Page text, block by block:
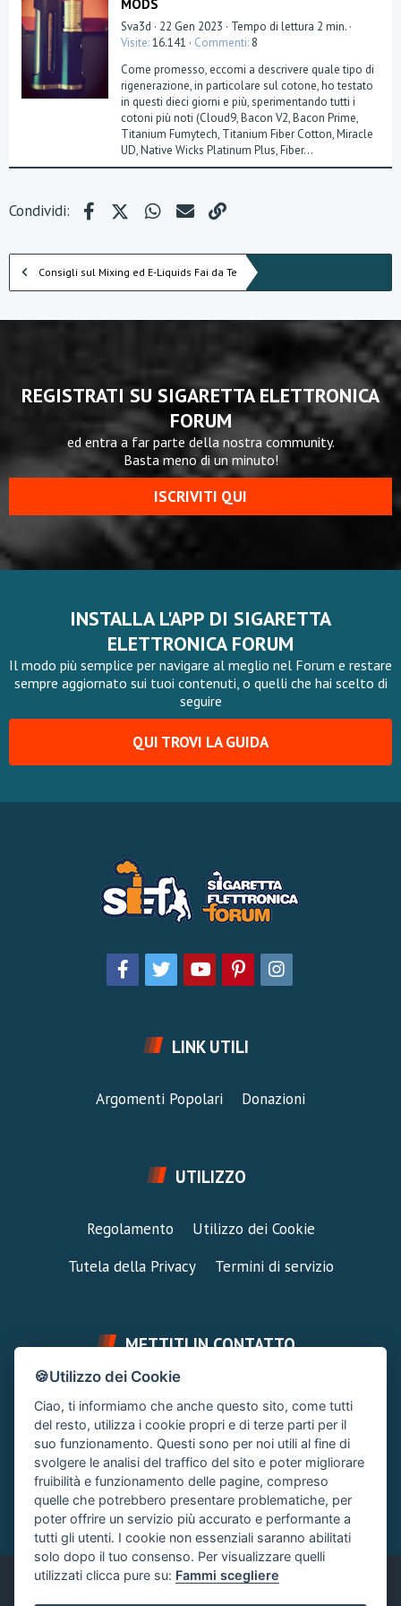
Sva3d 22 Gen 2023
Tempo di lettura 2 min.
Visite 16.141 Commenti 8
Come promesso, eccomi a descrivere quale tipo di
rigenerazione, in particolare sul cotone, ho testato
in questi dieci giorni e più, sperimentando tutti i
cotoni più noti (Cloud9, Bacon V2, Bacon Prime,
Titanium Fumytech, Titanium Fiber Cotton, Miracle
UD, Native Wicks Platinum Plus, Fiber...
Condividi: FacebookX (Twitter)WhatsApp
e-mail
Consigli sul Mixing ed E-Liquids Fai da Te
REGISTRATI SU SIGARETTA ELETTRONICA
FORUM
ed entra a far parte della nostra community.
Basta meno di un minuto!
ISCRIVITI QUI
INSTALLA L'APP DI SIGARETTA
ELETTRONICA FORUM
Il modo più semplice per navigare al meglio nel Forum e restare
sempre aggiornato sui tuoi contenuti, o quelli che hai scelto di
seguire
QUI TROVI LA GUIDA
LINK UTILI
Argomenti Popolari Donazioni
UTILIZZO
Regolamento
Utilizzo dei Cookie
Tutela della Privacy
Termini di servizio
METTITI IN CONTATTO
FAI UNA DOMANDA
Chiedi un Consiglio
Area Ticket
CONTATTA L'AMMINISTRAZIONE
Clicca quì
Italiano
🍪Utilizzo dei Cookie
Ciao, ti informiamo che anche questo sito, come tutti
del resto, utilizza i cookie propri e di terze parti per il
suo funzionamento. Questi sono per noi utili al fine di
svolgere le analisi del traffico del sito e poter migliorare
fruibilità e funzionamento delle pagine, compreso
quelle che potrebbero presentare problematiche, per
poter offrire un servizio più accurato e performante a
tutti gli utenti. I cookie non essenziali saranno abilitati
solo dopo il tuo consenso. Per visualizzare quelli
utilizzati clicca pure su: Fammi scegliere